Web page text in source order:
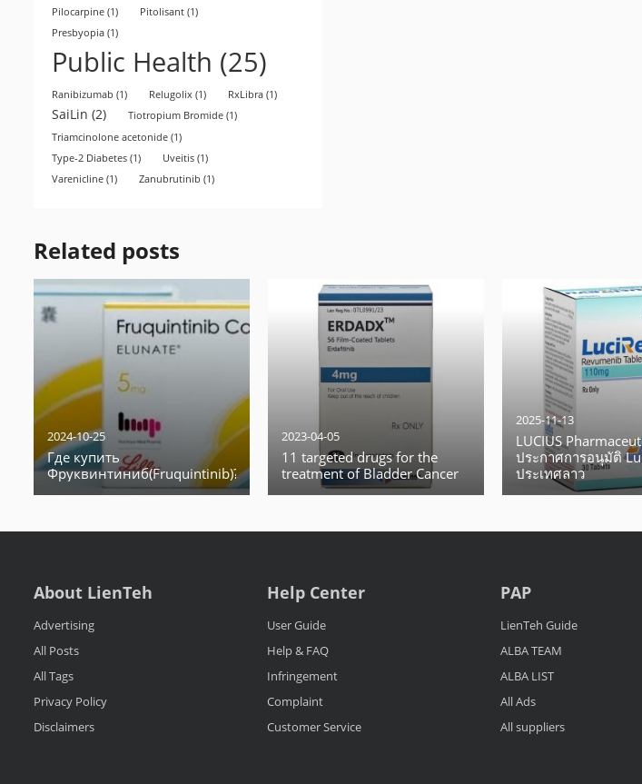
Pilocarpine (1) Pitolisant (1)
Presbyopia (1)
Public Health (25)
Ranibizumab (1) Relugolix (1) RxLibra (1)
SaiLin (2) Tiotropium Bromide (1)
Triamcinolone acetonide (1)
Type-2 Diabetes (1) Uveitis (1)
Varenicline (1) Zanubrutinib (1)
Related posts
2024-10-25
Где купить
Фруквинтиниб(Fruquintinib)?
2023-04-05
11 targeted drugs for the
treatment of Bladder Cancer
2025-11-13
LUCIUS
ประกาศการอนุมัติ
ประเทศลาว
About LienTeh
Advertising
All Posts
All Tags
Privacy Policy
Disclaimers
Help Center
User Guide
Help & FAQ
Infringement
Complaint
Customer Service
PAP
LienTeh Guide
ALBA TEAM
ALBA LIST
All Ads
All suppliers